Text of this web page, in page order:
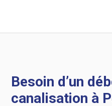
Besoin d’un
canalisation à